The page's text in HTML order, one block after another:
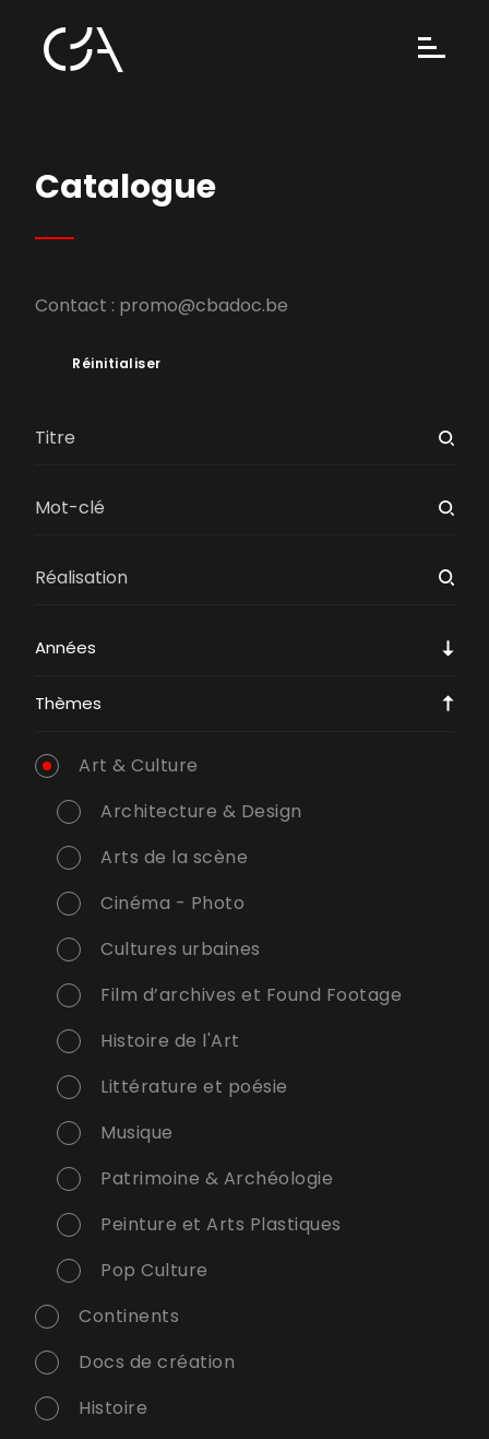
Catalogue
Contact : promo@cbadoc.be
Réinitialiser
Années
Thèmes
Art & Culture
Architecture & Design
Arts de la scène
Cinéma - Photo
Cultures urbaines
Film d’archives et Found Footage
Histoire de l'Art
Littérature et poésie
Musique
Patrimoine & Archéologie
Peinture et Arts Plastiques
Pop Culture
Continents
Docs de création
Histoire